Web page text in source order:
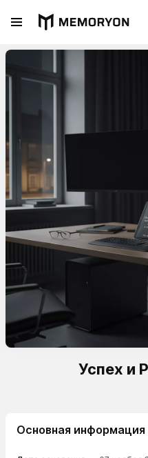
Успех и
Основная информация